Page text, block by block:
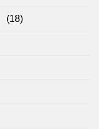
(18)